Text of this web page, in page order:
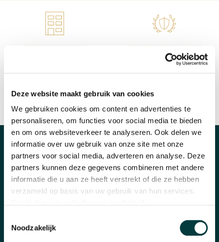
Deze website maakt gebruik van cookies
We gebruiken cookies om content en advertenties te
personaliseren, om functies voor social media te bieden
en om ons websiteverkeer te analyseren. Ook delen we
informatie over uw gebruik van onze site met onze
partners voor social media, adverteren en analyse. Deze
partners kunnen deze gegevens combineren met andere
informatie die u aan ze heeft verstrekt of die ze hebben
verzameld op basis van uw gebruik van hun services.
Noodzakelijk
WINKEL IN NIJMEGEN OFFICIEEL VERKOOPPUNT
SNELLE REACTIE INRUILEN HORLOGE
CATEGORIEËN
Horloges
Banden en accessoires